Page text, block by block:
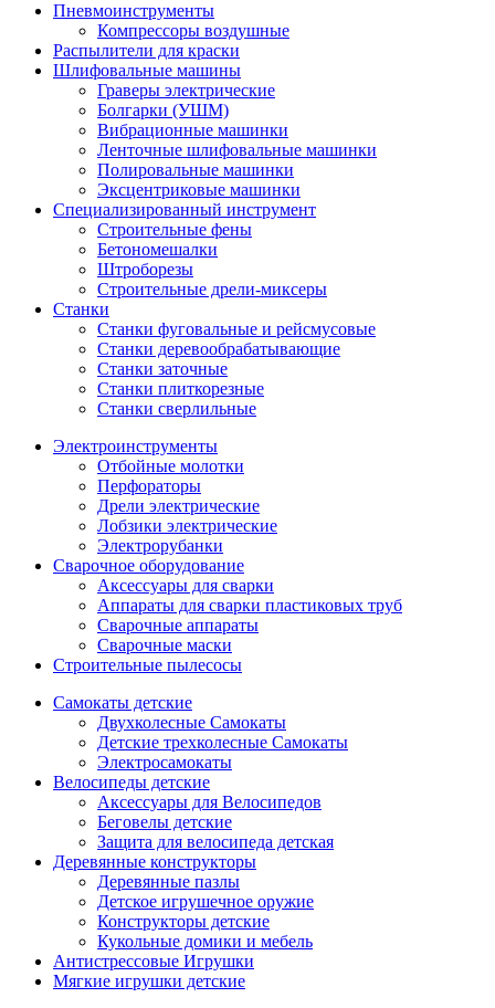
Пневмоинструменты
Компрессоры воздушные
Распылители для краски
Шлифовальные машины
Граверы электрические
Болгарки (УШМ)
Вибрационные машинки
Ленточные шлифовальные машинки
Полировальные машинки
Эксцентриковые машинки
Специализированный инструмент
Строительные фены
Бетономешалки
Штроборезы
Строительные дрели-миксеры
Станки
Станки фуговальные и рейсмусовые
Станки деревообрабатывающие
Станки заточные
Станки плиткорезные
Станки сверлильные
Электроинструменты
Отбойные молотки
Перфораторы
Дрели электрические
Лобзики электрические
Электрорубанки
Сварочное оборудование
Аксессуары для сварки
Аппараты для сварки пластиковых труб
Сварочные аппараты
Сварочные маски
Строительные пылесосы
Самокаты детские
Двухколесные Cамокаты
Детские трехколесные Самокаты
Электросамокаты
Велосипеды детские
Аксессуары для Велосипедов
Беговелы детские
Защита для велосипеда детская
Деревянные конструкторы
Деревянные пазлы
Детское игрушечное оружие
Конструкторы детские
Кукольные домики и мебель
Антистрессовые Игрушки
Мягкие игрушки детские